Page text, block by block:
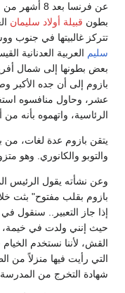
عن فرنسا بعد 8 أشهر من ميلاده. ينحدر بازوم من "
بطون قبيلة أولاد سليمان
تتركز غالبيتها في جنوب
سليم العربية العدنانية
بعض بطونها إلى شمال
بازوم إلى أن جده الأكبر
عشر، وحاول منافسوه
الرئاسية، واتهموه بأنه من
يتقن بازوم عدة لغات، من
والتوبو والكانوري. وهو
وعن نشأته يقول الرئيس
بازوم بقلب مفتوح" بثت
إذا جاز التعبير.. سنقول
حيث إنني ولدت في خيمة،
القش، لأننا نستخدم
التي رأيت فيها منزلاً من
شهادة التخرج من المدرسة